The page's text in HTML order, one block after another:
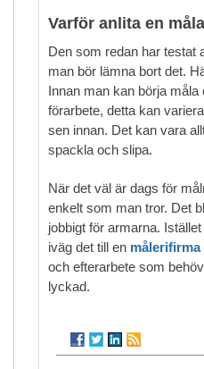
Varför anlita en
Den som redan har testat
man bör lämna bort det.
Innan man kan börja
förarbete, detta kan
sen innan. Det kan vara
spackla och slipa.
När det väl är dags för
enkelt som man tror. Det
jobbigt för armarna.
iväg det till en målerifirma
och efterarbete som
lyckad.